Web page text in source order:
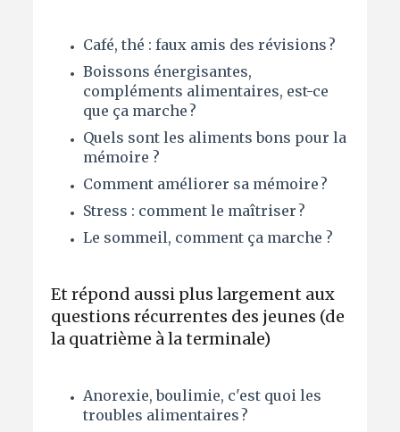
Café, thé : faux amis des révisions ?
Boissons énergisantes,
compléments alimentaires, est-ce
que ça marche ?
Quels sont les aliments bons pour la
mémoire ?
Comment améliorer sa mémoire ?
Stress : comment le maîtriser ?
Le sommeil, comment ça marche ?
Et répond aussi plus largement aux
questions récurrentes des jeunes (de
la quatrième à la terminale)
Anorexie, boulimie, c'est quoi les
troubles alimentaires ?